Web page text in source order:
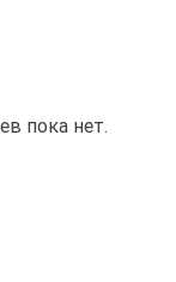
пока нет.